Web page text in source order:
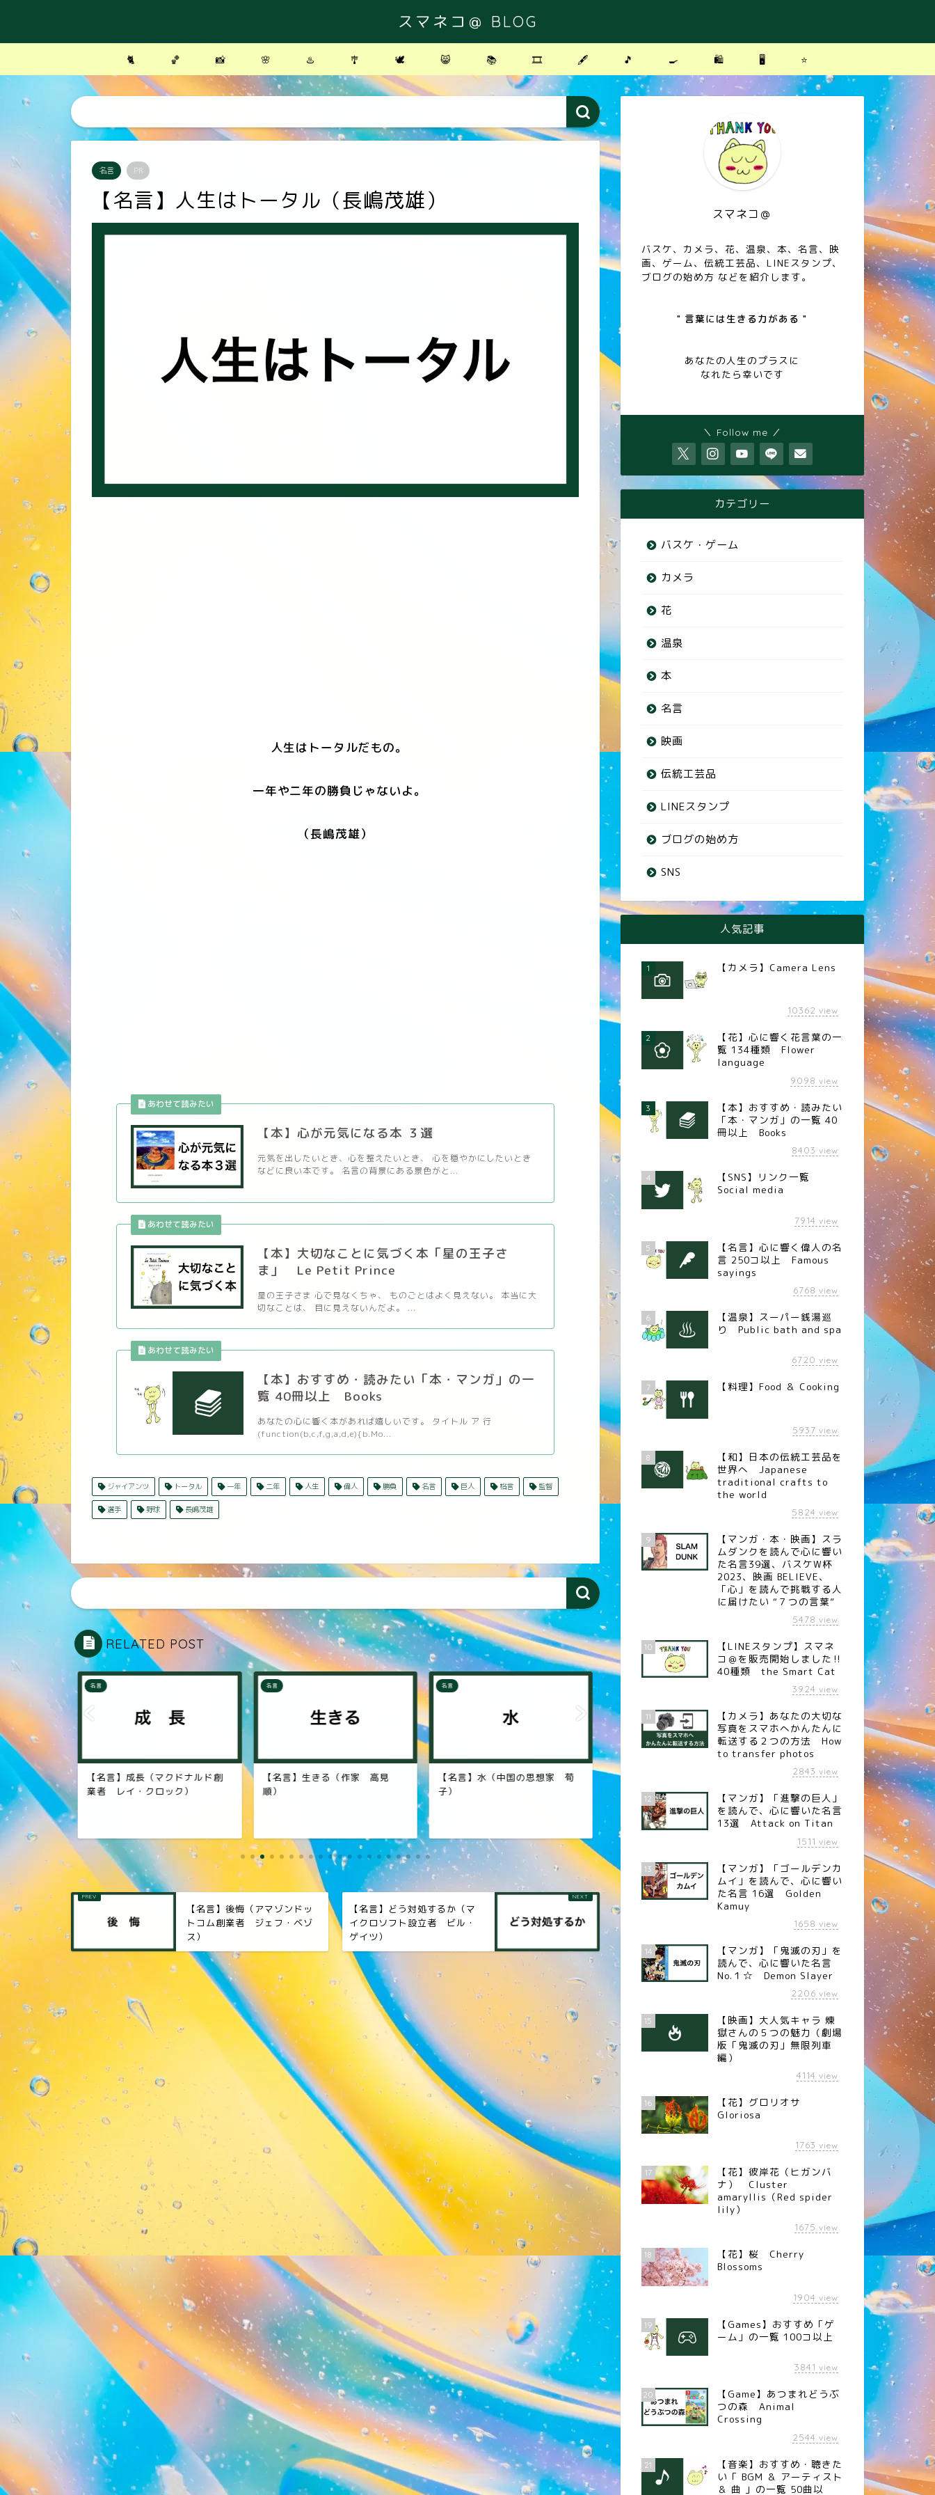
スマネコ＠ BLOG
🐈 🏀 📸 🌸 ♨️ 🎐 🕊 😸 📚 🎞 🖋 🎵 🍳 🛍 🖥 ⭐️
名言 PR
【名言】人生はトータル（長嶋茂雄）
人生はトータルだもの。
一年や二年の勝負じゃないよ。
（長嶋茂雄）
【本】心が元気になる本 ３選
元気を出したいとき、心を整えたいとき、 心を穏やかにしたいとき
などに良い本です。 名言の背景にある景色がと...
【本】大切なことに気づく本「星の王子さ
ま」 Le Petit Prince
星の王子さま 心で見なくちゃ、 ものごとはよく見えない。 本当に大
切なことは、 目に見えないんだよ。 ...
【本】おすすめ・読みたい「本・マンガ」の一
覧 40冊以上 Books
あなたの心に響く本があれば嬉しいです。 タイトル ア 行
(function(b,c,f,g,a,d,e){b.Mo...
ジャイアンツ トータル 一年 二年 人生 偉人 勝負 名言 巨人 格言 監督
選手 野球 長嶋茂雄
RELATED POST
ナルド創
）
名言
【名言】生きる（作家 高見
順）
名言
【名言】水（中国の思想家 荀
子）
名言
【名言】知識（東芝創業者 田
中久重）
【名言】覚悟（フォード・モー
ター創設者 ヘンリー・フォー
名言
【名言】話の終わり（イギリス
の哲学者 ベーコン）
【名言】後悔（アマゾンドッ
トコム創業者 ジェフ・ベゾ
ス）
【名言】どう対処するか（マ
イクロソフト設立者 ビル・
ゲイツ）
スマネコ＠
バスケ、カメラ、花、温泉、本、名言、映
画、ゲーム、伝統工芸品、LINEスタンプ、
ブログの始め方 などを紹介します。
" 言葉には生きる力がある "
あなたの人生のプラスに
なれたら幸いです
＼ Follow me ／
カテゴリー
バスケ・ゲーム
カメラ
花
温泉
本
名言
映画
伝統工芸品
LINEスタンプ
ブログの始め方
SNS
人気記事
1 【カメラ】Camera Lens
10362 view
2
【花】心に響く花言葉の一
覧 134種類 Flower
language
9098 view
3
【本】おすすめ・読みたい
「本・マンガ」の一覧 40
冊以上 Books
8403 view
4
【SNS】リンク一覧
Social media
7914 view
5
【名言】心に響く偉人の名
言 250コ以上 Famous
sayings
6768 view
6
【温泉】スーパー銭湯巡
り Public bath and spa
6720 view
7 【料理】Food ＆ Cooking
5937 view
8
【和】日本の伝統工芸品を
世界へ Japanese
traditional crafts to
the world
5824 view
9
【マンガ・本・映画】スラ
ムダンクを読んで心に響い
た名言39選、バスケW杯
2023、映画 BELIEVE、
「心」を読んで挑戦する人
に届けたい “７つの言葉”
5478 view
10
【LINEスタンプ】スマネ
コ＠を販売開始しました‼︎
40種類 the Smart Cat
3924 view
11
【カメラ】あなたの大切な
写真をスマホへかんたんに
転送する２つの方法 How
to transfer photos
2843 view
12
【マンガ】「進撃の巨人」
を読んで、心に響いた名言
13選 Attack on Titan
1511 view
13
【マンガ】「ゴールデンカ
ムイ」を読んで、心に響い
た名言 16選 Golden
Kamuy
1658 view
14
【マンガ】「鬼滅の刃」を
読んで、心に響いた名言
No.１☆ Demon Slayer
2206 view
15
【映画】大人気キャラ 煉󠄁
獄さんの５つの魅力（劇場
版「鬼滅の刃」無限列車
編）
4114 view
16
【花】グロリオサ
Gloriosa
1763 view
17
【花】彼岸花（ヒガンバ
ナ） Cluster
amaryllis（Red spider
lily）
1675 view
18
【花】桜 Cherry
Blossoms
1904 view
19
【Games】おすすめ「ゲ
ーム」の一覧 100コ以上
3841 view
20
【Game】あつまれどうぶ
つの森 Animal
Crossing
2544 view
21
【音楽】おすすめ・聴きた
い「 BGM ＆ アーティスト
＆ 曲 」の一覧 50曲以